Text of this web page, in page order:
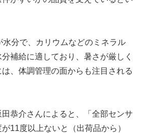
分で、カリウムなどのミネラル
補給に適しており、暑さが厳しく
、体調管理の面からも注目される
恭介さんによると、「全部センサ
11度以上ないと（出荷品から）